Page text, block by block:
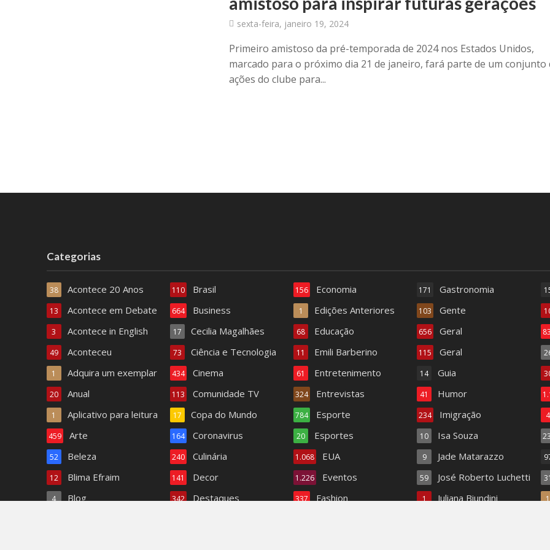
sexta-feira, janeiro 19, 2024
Primeiro amistoso da pré-temporada de 2024 nos Estados Unidos,
marcado para o próximo dia 21 de janeiro, fará parte de um conjunto
ações do clube para...
Categorias
Acontece 20 Anos
38
Acontece em Debate
13
Acontece in English
3
Aconteceu
49
Adquira um exemplar
1
Anual
20
Aplicativo para leitura
1
Arte
459
Beleza
52
Blima Efraim
12
Blog
4
Brasil
110
Business
664
Cecilia Magalhães
17
Ciência e Tecnologia
73
Cinema
434
Comunidade TV
113
Copa do Mundo
17
Coronavirus
164
Culinária
240
Decor
141
Destaques
342
Economia
156
Edições Anteriores
1
Educação
68
Emili Barberino
11
Entretenimento
61
Entrevistas
324
Esporte
784
Esportes
20
EUA
1.068
Eventos
1.226
Fashion
337
Gastronomia
171
Gente
103
Geral
656
Geral
115
Guia
14
Humor
41
Imigração
234
Isa Souza
10
Jade Matarazzo
9
José Roberto Luchetti
59
Juliana Biundini
1
4
1